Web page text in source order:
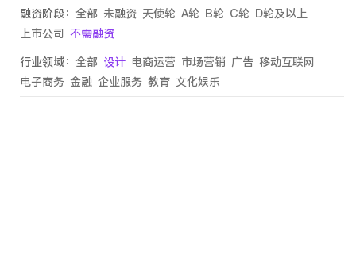
融资阶段： 全部 未融资 天使轮 A轮 B轮 C轮 D轮及以上
上市公司 不需融资
行业领域： 全部 设计 电商运营 市场营销 广告 移动互联网
电子商务 金融 企业服务 教育 文化娱乐